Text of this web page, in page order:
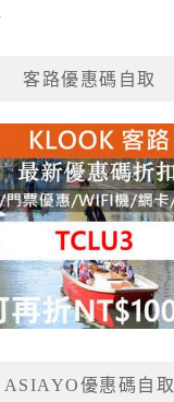
客路優惠碼自取
ASIAYO優惠碼自取